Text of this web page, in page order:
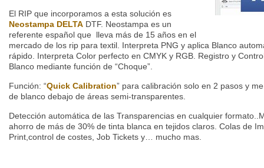
El RIP que incorporamos a esta solución es
Neostampa DELTA DTF. Neostampa es un
referente español que lleva más de 15 años en el
mercado de los rip para textil. Interpreta PNG y aplica Blanco
rápido. Interpreta Color perfecto en CMYK y RGB. Registro y
Blanco mediante función de “Choque”.
Función: “Quick Calibration” para calibración solo en 2 pasos y
de blanco debajo de áreas semi-transparentes.
Detección automática de las Transparencias en cualquier
ahorro de más de 30% de tinta blanca en tejidos claros. Colas de
Print,control de costes, Job Tickets y… mucho mas.